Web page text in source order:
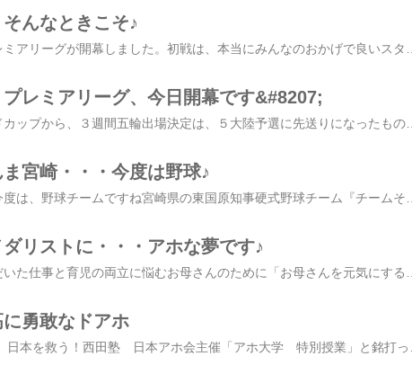
んなときこそ♪
レミアリーグ、今日開幕です&#8207;
バレーボールワールドカップから、３週間五輪出場決定は、５大陸予選に先送りになったもののたくさんの感動を、私たちにくれました日本のトップリーグで戦うアスリートひとりひとりの技術や、身体能力の高さから魅せるプレーも鳥肌ものですがチームプレーの醍醐味といったら・・・ここ拾ったら、アタックまで持っていってくれる絶対、アタックが決まるトスを上げるこのアタックを決められるのは、チームメイトのおかげ自分自身の活躍だけではなくチームの勝利はもちろんチームメイトの成功のために精一杯のプレーをするチームメイトの成功を心から喜ぶお互いを輝かせることに一生懸命な姿それが一体感として、私たちに伝わってきます自分のことだけ考えていたら勝つことは出来ないのですよね 応援ありがとうございます ← ポチっとワンクリック アスリートの言葉は、成功法則スポーツ観戦のパワーは、感動だけじゃありません 人気ブログランキング応援よろしくお願いします いつもお世話になっている菅野幸一郎監督率いる東レアローズの、向井久子キャプテンがご自身のブログに、開幕への思いを書いてくださいました東レアローズの大山加奈選手、荒木絵里香選手、木村沙織選手は全日本でも大活躍していましたねみんなの東レユニフォームを着て、コートに立つ選手だけでなく関係者のみなさん、会社のみなさん、ご家族、サポーター、、、、みんなで戦う「チーム東レ」チーム愛が、強いチームをつくるということを日本アホ会、ちょっとアホ！数珠繋ぎブログでも成長心 というチームスローガンをテーマに書いてくださってもいますバレーボール、プレミアリーグ女子ワクワクドキドキライブ観戦で、お互いを輝かせるために諦めない選手の姿を感じてください元気、勇気、愛情、感動、感謝たくさんのことを感じさせてくれるはずさあ、今日、開幕ですスポーツは文化です
宮崎・・・今度は野球♪
リストに・・・アホな夢です♪
勇敢なドアホ